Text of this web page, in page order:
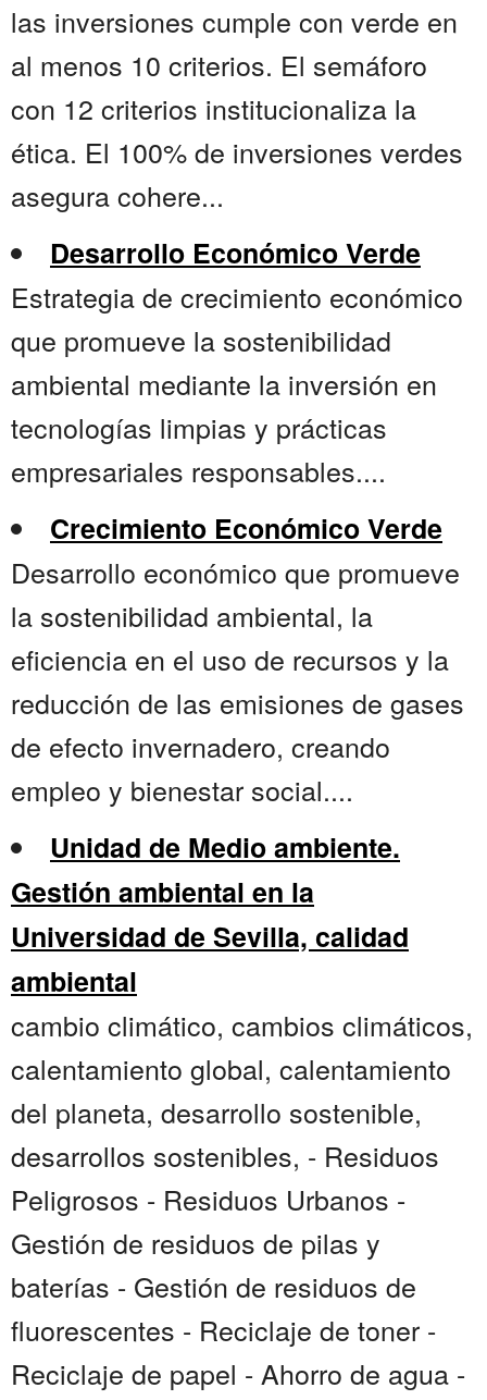
las inversiones cumple con verde en
al menos 10 criterios. El semáforo
con 12 criterios institucionaliza la
ética. El 100% de inversiones verdes
asegura cohere...
Desarrollo Económico Verde
Estrategia de crecimiento económico
que promueve la sostenibilidad
ambiental mediante la inversión en
tecnologías limpias y prácticas
empresariales responsables....
Crecimiento Económico Verde
Desarrollo económico que promueve
la sostenibilidad ambiental, la
eficiencia en el uso de recursos y la
reducción de las emisiones de gases
de efecto invernadero, creando
empleo y bienestar social....
Unidad de Medio ambiente.
Gestión ambiental en la
Universidad de Sevilla, calidad
ambiental
cambio climático, cambios climáticos,
calentamiento global, calentamiento
del planeta, desarrollo sostenible,
desarrollos sostenibles, - Residuos
Peligrosos - Residuos Urbanos -
Gestión de residuos de pilas y
baterías - Gestión de residuos de
fluorescentes - Reciclaje de toner -
Reciclaje de papel - Ahorro de agua -